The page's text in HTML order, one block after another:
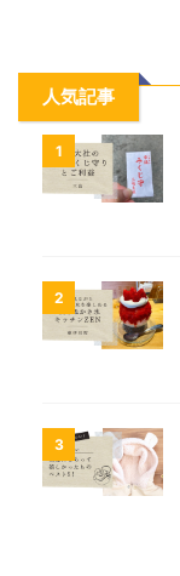
人気記事
1
2
3